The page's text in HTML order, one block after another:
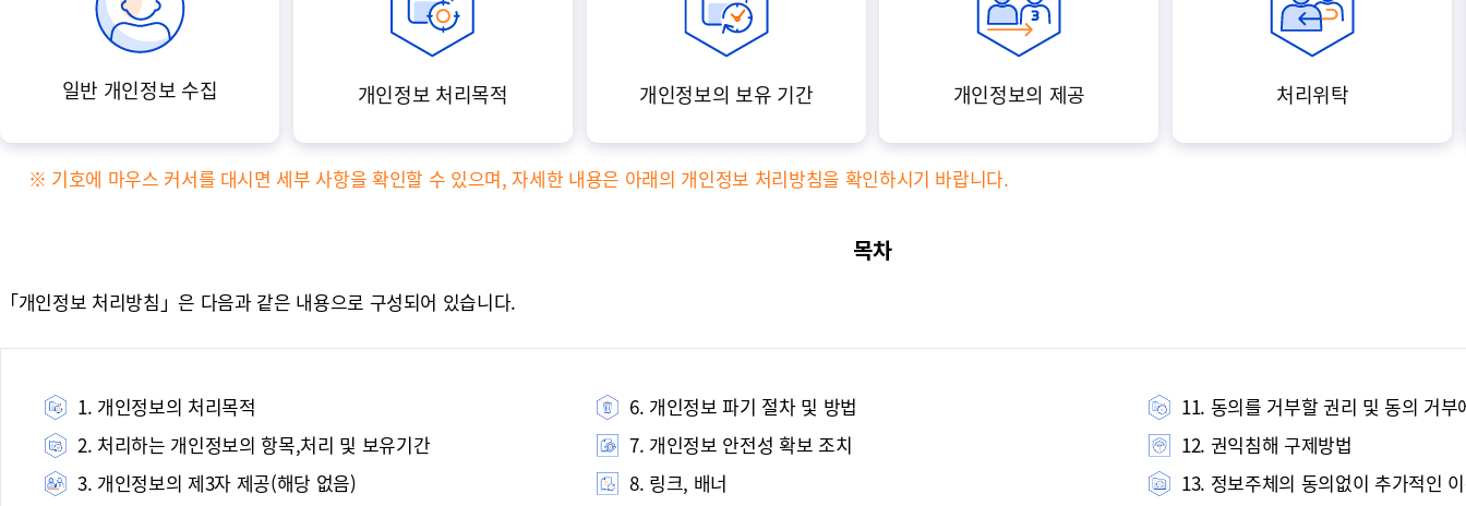
일반 개인정보 수집 개인정보 처리목적 개인정보의 보유 기간 개인정보의 제공 처리위탁
※ 기호에 마우스 커서를 대시면 세부 사항을 확인할 수 있으며, 자세한 내용은 아래의 개인정보 처리방침을 확인하시기 바랍니다.
목차
「개인정보 처리방침」은 다음과 같은 내용으로 구성되어 있습니다.
1. 개인정보의 처리목적
2. 처리하는 개인정보의 항목,처리 및 보유기간
3. 개인정보의 제3자 제공(해당 없음)
6. 개인정보 파기 절차 및 방법
7. 개인정보 안전성 확보 조치
8. 링크, 배너
11. 동의를 거부할 권리 및 동의 거부
12. 권익침해 구제방법
13. 정보주체의 동의없이 추가적인